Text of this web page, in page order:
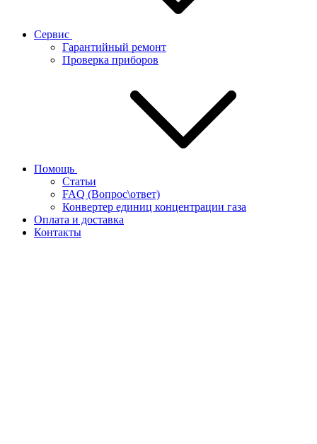
Сервис
Гарантийный ремонт
Проверка приборов
Помощь
Статьи
FAQ (Вопрос\ответ)
Конвертер единиц концентрации газа
Оплата и доставка
Контакты